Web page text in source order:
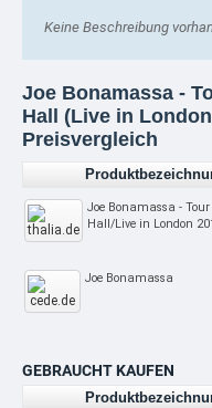
Keine Beschreibung
Joe Bonamassa -
Hall (Live in
Preisvergleich
Joe Bonamassa - Tour
Hall/Live in London
Joe Bonamassa
GEBRAUCHT KAUFEN